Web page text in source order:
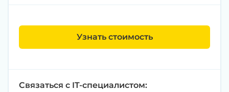
Узнать стоимость
Связаться с IT-специалистом: